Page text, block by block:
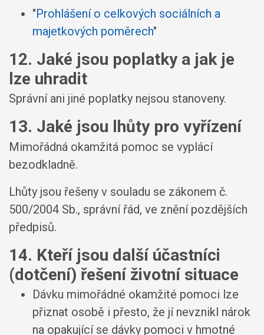
"Prohlášení o celkových sociálních a
majetkových poměrech"
12. Jaké jsou poplatky a jak je
lze uhradit
Správní ani jiné poplatky nejsou stanoveny.
13. Jaké jsou lhůty pro vyřízení
Mimořádná okamžitá pomoc se vyplácí
bezodkladně.
Lhůty jsou řešeny v souladu se zákonem č.
500/2004 Sb., správní řád, ve znění pozdějších
předpisů.
14. Kteří jsou další účastníci
(dotčení) řešení životní situace
Dávku mimořádné okamžité pomoci lze
přiznat osobě i přesto, že jí nevznikl nárok
na opakující se dávky pomoci v hmotné